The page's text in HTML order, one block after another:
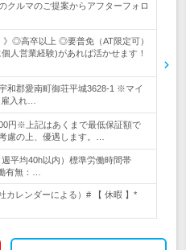
クルマのご提案からアフターフォロ
》◎高卒以上 ◎要普免（AT限定可）
人営業経験)があれば活かせます！
和郡愛南町御荘平城3628-1 ※マイ
入れ…
円※上記はあくまで最低保証額で
慮の上、優遇します。…
平均40h以内）標準労働時間帯
有無：…
カレンダーによる）# 【 休暇 】*